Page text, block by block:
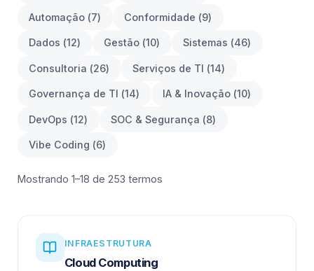
Automação (7) Conformidade (9)
Dados (12) Gestão (10) Sistemas (46)
Consultoria (26) Serviços de TI (14)
Governança de TI (14) IA & Inovação (10)
DevOps (12) SOC & Segurança (8)
Vibe Coding (6)
Mostrando 1–18 de 253 termos
INFRAESTRUTURA
Cloud Computing